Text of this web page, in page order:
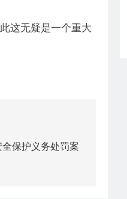
这无疑是一个重大
保护义务处罚案
权限访问